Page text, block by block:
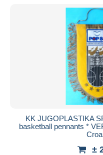
KK JUGOPLASTIKA
basketball pennants *
±